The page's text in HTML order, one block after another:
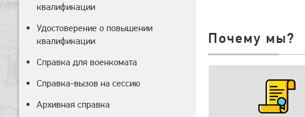
Почему мы?
квалификации
Удостоверение о повышении
квалификации
Справка для военкомата
Справка-вызов на сессию
Архивная справка